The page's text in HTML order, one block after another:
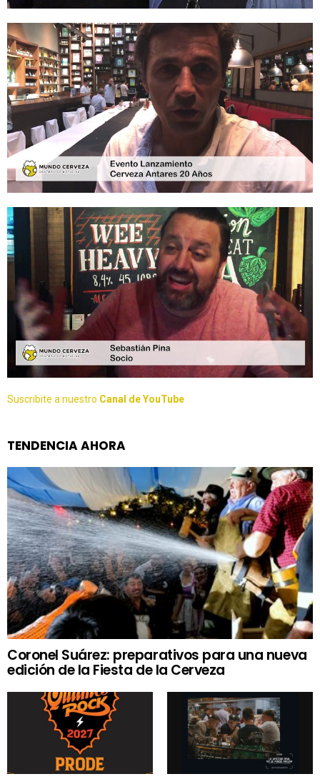
Suscribite a nuestro Canal de YouTube
TENDENCIA AHORA
Coronel Suárez: preparativos para una nueva
edición de la Fiesta de la Cerveza